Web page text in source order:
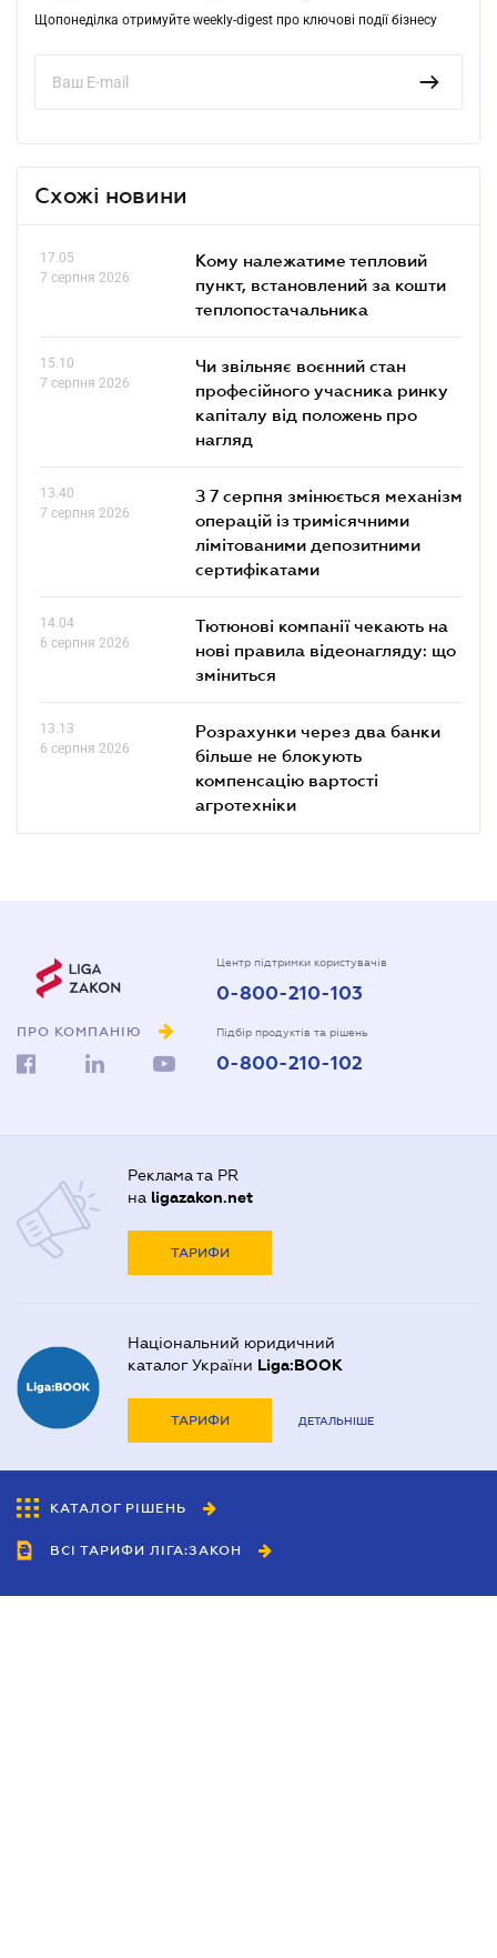
Щопонеділка отримуйте weekly-digest про ключові події бізнесу
Схожі новини
17.05
7 серпня 2026
Кому належатиме тепловий
пункт, встановлений за кошти
теплопостачальника
15.10
7 серпня 2026
Чи звільняє воєнний стан
професійного учасника ринку
капіталу від положень про
нагляд
13.40
7 серпня 2026
З 7 серпня змінюється механізм
операцій із тримісячними
лімітованими депозитними
сертифікатами
14.04
6 серпня 2026
Тютюнові компанії чекають на
нові правила відеонагляду: що
зміниться
13.13
6 серпня 2026
Розрахунки через два банки
більше не блокують
компенсацію вартості
агротехніки
ПРО КОМПАНІЮ
Центр підтримки користувачів
0-800-210-103
Підбір продуктів та рішень
0-800-210-102
Реклама та PR
на ligazakon.net
ТАРИФИ
Національний юридичний
каталог України Liga:BOOK
ТАРИФИ ДЕТАЛЬНІШЕ
КАТАЛОГ РІШЕНЬ
ВСІ ТАРИФИ ЛІГА:ЗАКОН